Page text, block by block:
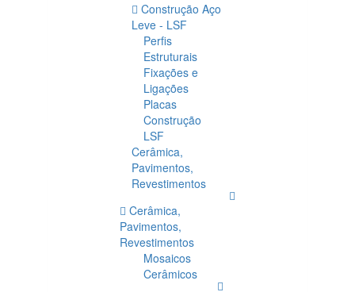
Construção Aço
Leve - LSF
Perfis
Estruturais
Fixações e
Ligações
Placas
Construção
LSF
Cerâmica,
Pavimentos,
Revestimentos
Cerâmica,
Pavimentos,
Revestimentos
Mosaicos
Cerâmicos